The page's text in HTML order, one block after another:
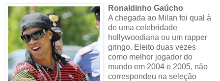
Ronaldinho Gaúcho
A chegada ao Milan foi qual à
de uma celebridade
hollywoodiana ou um rapper
gringo. Eleito duas vezes
como melhor jogador do
mundo em 2004 e 2005, não
correspondeu na seleção